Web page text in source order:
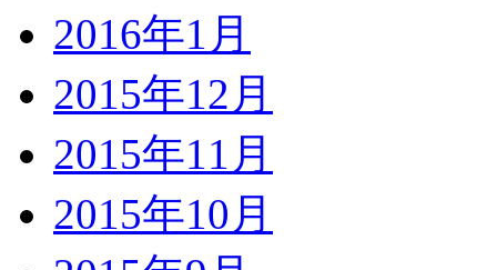
2016年1月
2015年12月
2015年11月
2015年10月